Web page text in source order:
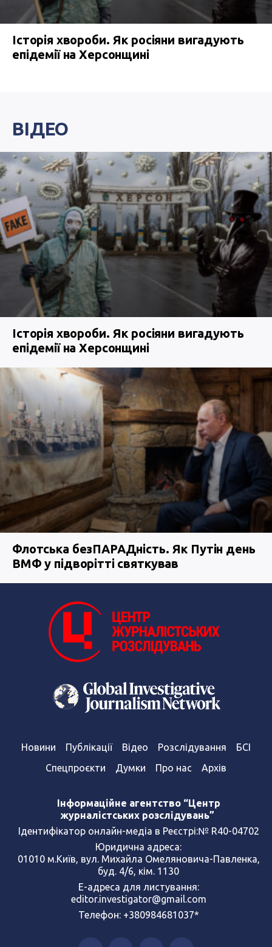
Історія хвороби. Як росіяни вигадують
епідемії на Херсонщині
ВІДЕО
Історія хвороби. Як росіяни вигадують
епідемії на Херсонщині
Флотська безПАРАДність. Як Путін день
ВМФ у підворітті святкував
Новини Публікації Відео Розслідування
БСІ
Спецпроєкти
Думки Про нас Архів
Інформаційне агентство “Центр
журналістських розслідувань”
Ідентифікатор онлайн-медіа в Реєстрі:№ R40-04702
Юридична адреса:
01010 м.Київ, вул. Михайла Омеляновича-Павленка,
буд. 4/6, кім. 1130
Е-адреса для листування:
editor.investigator@gmail.com
Телефон: +380984681037*